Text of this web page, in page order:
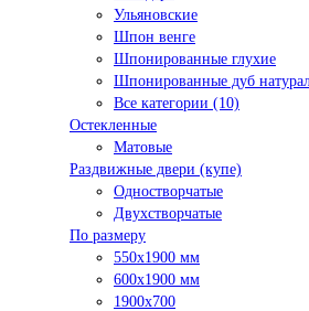
Ульяновские
Шпон венге
Шпонированные глухие
Шпонированные дуб
Все категории (10)
Остекленные
Матовые
Раздвижные двери (купе)
Одностворчатые
Двухстворчатые
По размеру
550x1900 мм
600x1900 мм
1900х700